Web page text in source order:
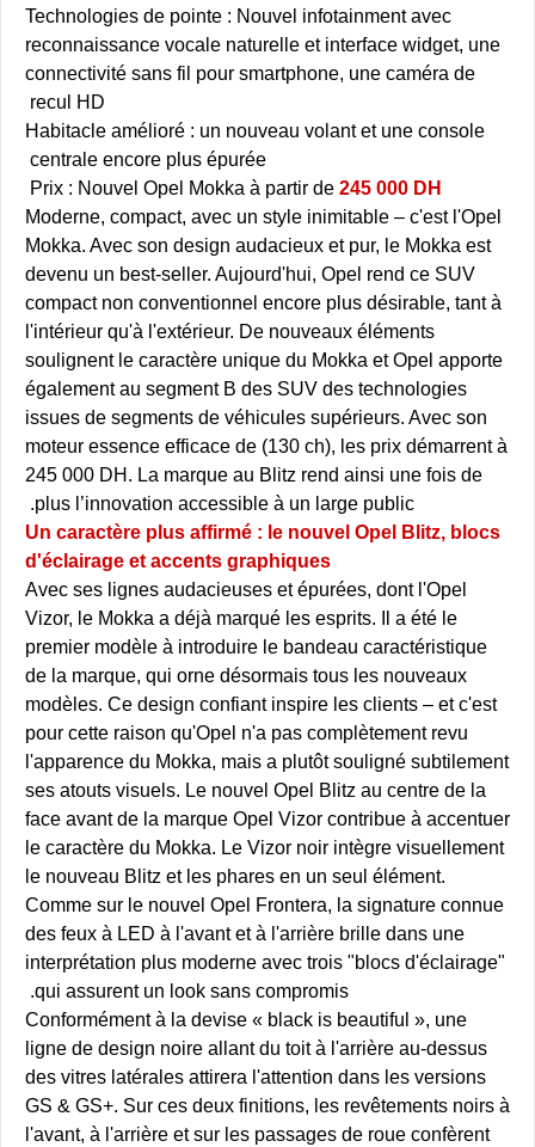
Technologies de pointe : Nouvel infotainment avec
reconnaissance vocale naturelle et interface widget, une
connectivité sans fil pour smartphone, une caméra de
recul HD
Habitacle amélioré : un nouveau volant et une console
centrale encore plus épurée
Prix : Nouvel Opel Mokka à partir de 245 000 DH
Moderne, compact, avec un style inimitable – c'est l'Opel
Mokka. Avec son design audacieux et pur, le Mokka est
devenu un best-seller. Aujourd'hui, Opel rend ce SUV
compact non conventionnel encore plus désirable, tant à
l'intérieur qu'à l'extérieur. De nouveaux éléments
soulignent le caractère unique du Mokka et Opel apporte
également au segment B des SUV des technologies
issues de segments de véhicules supérieurs. Avec son
moteur essence efficace de (130 ch), les prix démarrent à
245 000 DH. La marque au Blitz rend ainsi une fois de
plus l’innovation accessible à un large public.
Un caractère plus affirmé : le nouvel Opel Blitz, blocs
d'éclairage et accents graphiques
Avec ses lignes audacieuses et épurées, dont l'Opel
Vizor, le Mokka a déjà marqué les esprits. Il a été le
premier modèle à introduire le bandeau caractéristique
de la marque, qui orne désormais tous les nouveaux
modèles. Ce design confiant inspire les clients – et c'est
pour cette raison qu'Opel n'a pas complètement revu
l'apparence du Mokka, mais a plutôt souligné subtilement
ses atouts visuels. Le nouvel Opel Blitz au centre de la
face avant de la marque Opel Vizor contribue à accentuer
le caractère du Mokka. Le Vizor noir intègre visuellement
le nouveau Blitz et les phares en un seul élément.
Comme sur le nouvel Opel Frontera, la signature connue
des feux à LED à l'avant et à l'arrière brille dans une
interprétation plus moderne avec trois "blocs d'éclairage"
qui assurent un look sans compromis.
Conformément à la devise « black is beautiful », une
ligne de design noire allant du toit à l'arrière au-dessus
des vitres latérales attirera l'attention dans les versions
GS & GS+. Sur ces deux finitions, les revêtements noirs à
l'avant, à l'arrière et sur les passages de roue confèrent